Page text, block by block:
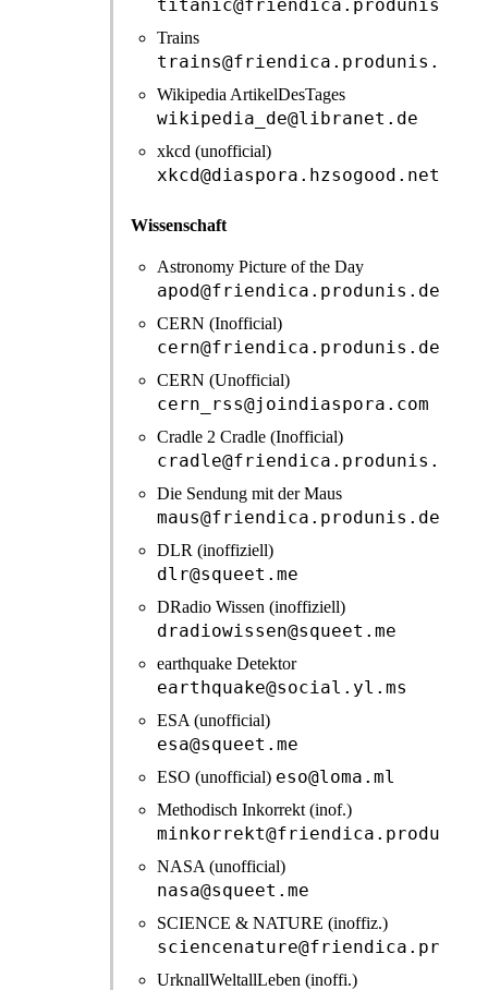
titanic@friendica.produnis.de
Trains
trains@friendica.produnis.de
Wikipedia ArtikelDesTages
wikipedia_de@libranet.de
xkcd (unofficial)
xkcd@diaspora.hzsogood.net
Wissenschaft
Astronomy Picture of the Day
apod@friendica.produnis.de
CERN (Inofficial)
cern@friendica.produnis.de
CERN (Unofficial)
cern_rss@joindiaspora.com
Cradle 2 Cradle (Inofficial)
cradle@friendica.produnis.de
Die Sendung mit der Maus
maus@friendica.produnis.de
DLR (inoffiziell)
dlr@squeet.me
DRadio Wissen (inoffiziell)
dradiowissen@squeet.me
earthquake Detektor
earthquake@social.yl.ms
ESA (unofficial)
esa@squeet.me
ESO (unofficial) eso@loma.ml
Methodisch Inkorrekt (inof.)
NASA (unofficial)
nasa@squeet.me
SCIENCE & NATURE (inoffiz.)
UrknallWeltallLeben (inoffi.)